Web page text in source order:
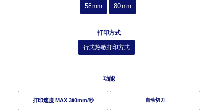
58mm 80mm
打印方式
行式热敏打印方式
功能
打印速度 MAX 300mm/秒 自动切刀